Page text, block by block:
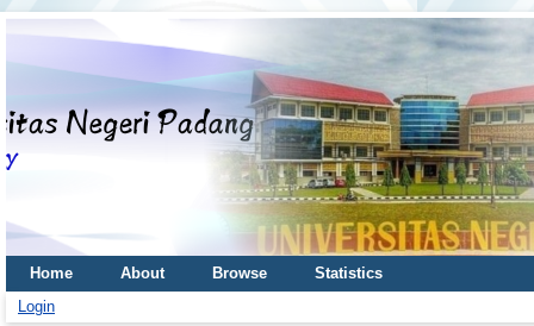
Home About Browse
Statistics
Login